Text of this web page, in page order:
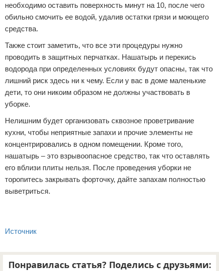
необходимо оставить поверхность минут на 10, после чего
обильно смочить ее водой, удалив остатки грязи и моющего
средства.
Также стоит заметить, что все эти процедуры нужно
проводить в защитных перчатках. Нашатырь и перекись
водорода при определенных условиях будут опасны, так что
лишний риск здесь ни к чему. Если у вас в доме маленькие
дети, то они никоим образом не должны участвовать в
уборке.
Нелишним будет организовать сквозное проветривание
кухни, чтобы неприятные запахи и прочие элементы не
концентрировались в одном помещении. Кроме того,
нашатырь – это взрывоопасное средство, так что оставлять
его вблизи плиты нельзя. После проведения уборки не
торопитесь закрывать форточку, дайте запахам полностью
выветриться.
Источник
Понравилась статья? Поделись с друзьями: